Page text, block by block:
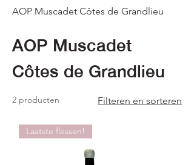
AOP Muscadet Côtes de Grandlieu
AOP Muscadet
Côtes de Grandlieu
2 producten Filteren en sorteren
Laatste flessen!